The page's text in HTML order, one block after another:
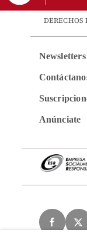
DERECHOS
Newsletters
Anúnciate